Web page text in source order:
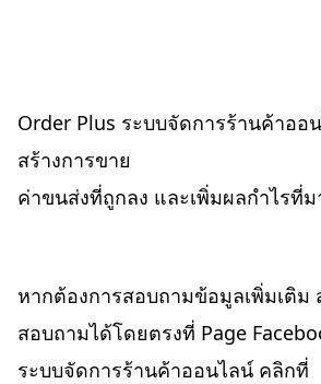
Order Plus ระบบจัดการร้านค้าออ
สร้างการขาย
ค่าขนส่งที่ถูกลง และเพิ่มผลกำไรที่
หากต้องการสอบถามข้อมูลเพิ่มเติม
สอบถามได้โดยตรงที่ Page
ระบบจัดการร้านค้าออนไลน์ คลิกที่